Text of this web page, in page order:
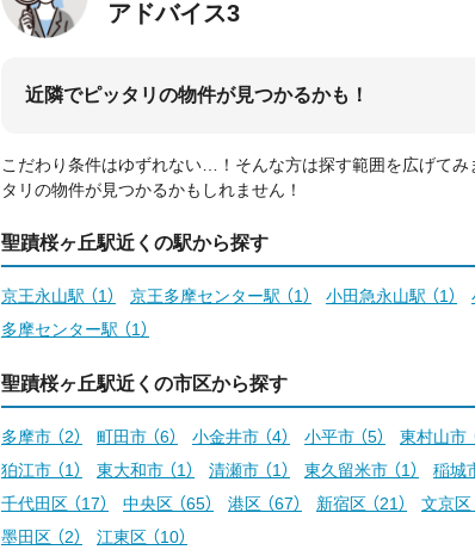
アドバイス3
近隣でピッタリの物件が見つかるかも！
こだわり条件はゆずれない…！そんな方は探す範囲を広げてみ
タリの物件が見つかるかもしれません！
聖蹟桜ヶ丘駅近くの駅から探す
京王永山駅 （1） 京王多摩センター駅 （1） 小田急永山駅 （1）
多摩センター駅 （1）
聖蹟桜ヶ丘駅近くの市区から探す
多摩市 （2） 町田市 （6） 小金井市 （4） 小平市 （5） 東村山市
狛江市 （1） 東大和市 （1） 清瀬市 （1） 東久留米市 （1） 稲城
千代田区 （17） 中央区 （65） 港区 （67） 新宿区 （21） 文京区
墨田区 （2） 江東区 （10）